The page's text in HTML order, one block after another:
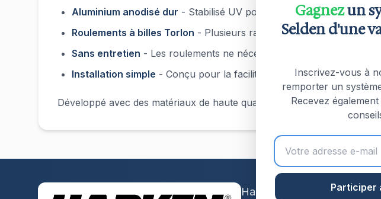
Aluminium anodisé dur - Stabilisé UV pour la durabilité
Roulements à billes Torlon - Plusieurs rangées pour un frottement
Sans entretien - Les roulements ne nécessitent pas de lubrification
Installation simple - Conçu pour la facilité d'utilisation
Développé avec des matériaux de haute qualité, fiabilité et facilité
Harken fabrique du
Gagnezun
Selden d'une
Inscrivez-vous à
remporter un
Recevez
Participer